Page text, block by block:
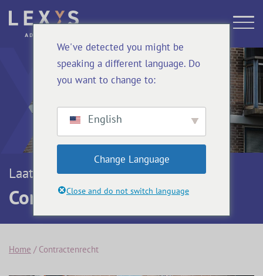
Laatste actuele blogs
Contractenrecht
Home / Contractenrecht
We've detected you might be
speaking a different language. Do
you want to change to:
English
Change Language
Close and do not switch language